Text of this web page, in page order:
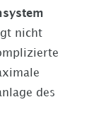
nicht
des